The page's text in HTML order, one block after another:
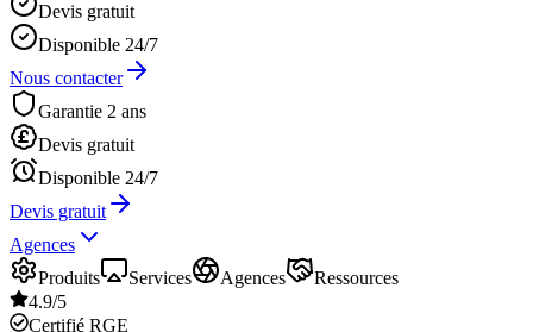
Devis gratuit
Disponible 24/7
Nous contacter
Garantie 2 ans
Devis gratuit
Disponible 24/7
Devis gratuit
Agences
Produits
Services Agences
Ressources
4.9/5
Certifié RGE